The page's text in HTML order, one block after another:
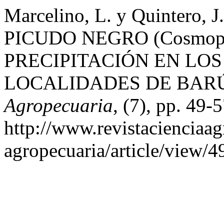
Marcelino, L. y Quintero,
PICUDO NEGRO
PRECIPITACIÓN EN
LOCALIDADES DE
Agropecuaria, (7), pp. 49-
http://
agropecuaria/article/view/